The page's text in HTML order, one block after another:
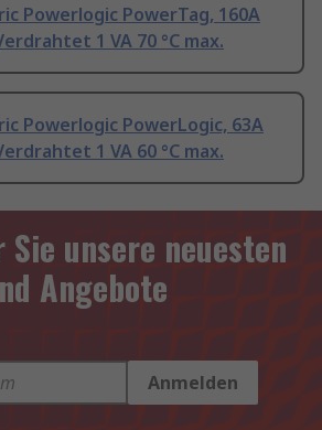
Powerlogic PowerTag, 160A
1 VA 70 °C max.
Powerlogic PowerLogic, 63A
1 VA 60 °C max.
unsere neuesten
Angebote
Anmelden